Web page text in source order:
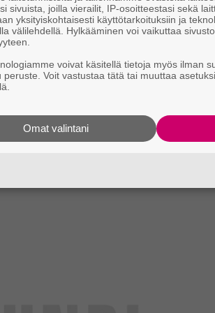
Jeesuksen
sivuista, joilla vierailit, IP-osoitteestasi sekä
yksityiskohtaisesti käyttötarkoituksiin ja
välilehdellä. Hylkääminen voi vaikuttaa
voivat käsitellä tietoja myös ilman
peruste. Voit vastustaa tätä tai muuttaa
Omat valintani